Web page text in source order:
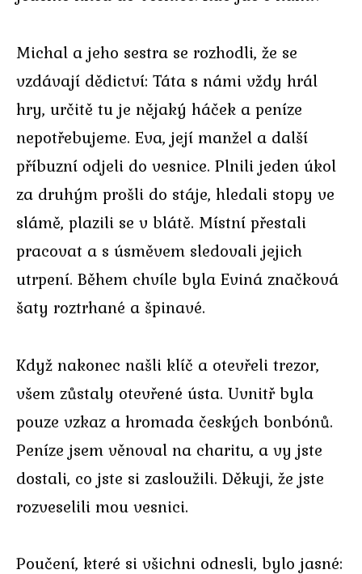
Michal a jeho sestra se rozhodli, že se
vzdávají dědictví: Táta s námi vždy hrál
hry, určitě tu je nějaký háček a peníze
nepotřebujeme. Eva, její manžel a další
příbuzní odjeli do vesnice. Plnili jeden úkol
za druhým prošli do stáje, hledali stopy ve
slámě, plazili se v blátě. Místní přestali
pracovat a s úsměvem sledovali jejich
utrpení. Během chvíle byla Eviná značková
šaty roztrhané a špinavé.
Když nakonec našli klíč a otevřeli trezor,
všem zůstaly otevřené ústa. Uvnitř byla
pouze vzkaz a hromada českých bonbónů.
Peníze jsem věnoval na charitu, a vy jste
dostali, co jste si zasloužili. Děkuji, že jste
rozveselili mou vesnici.
Poučení, které si všichni odnesli, bylo jasné: